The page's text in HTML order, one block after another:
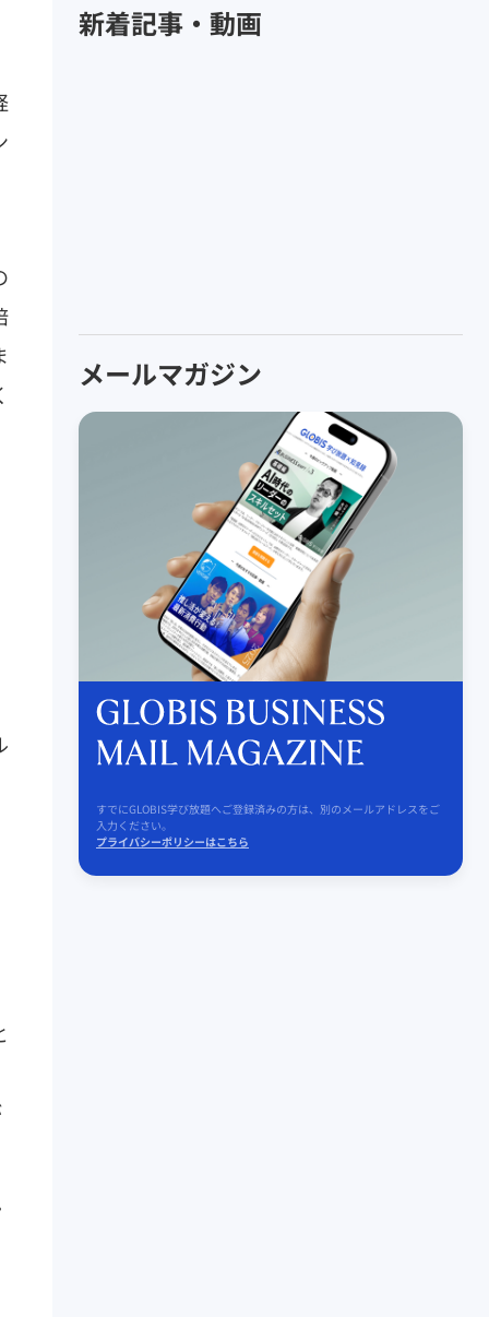
新着記事・動画
メールマガジン
すでにGLOBIS学び放題へご登録済みの方は、別のメールアドレスをご
入力ください。
プライバシーポリシーはこちら